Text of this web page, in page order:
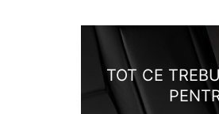
TOT CE